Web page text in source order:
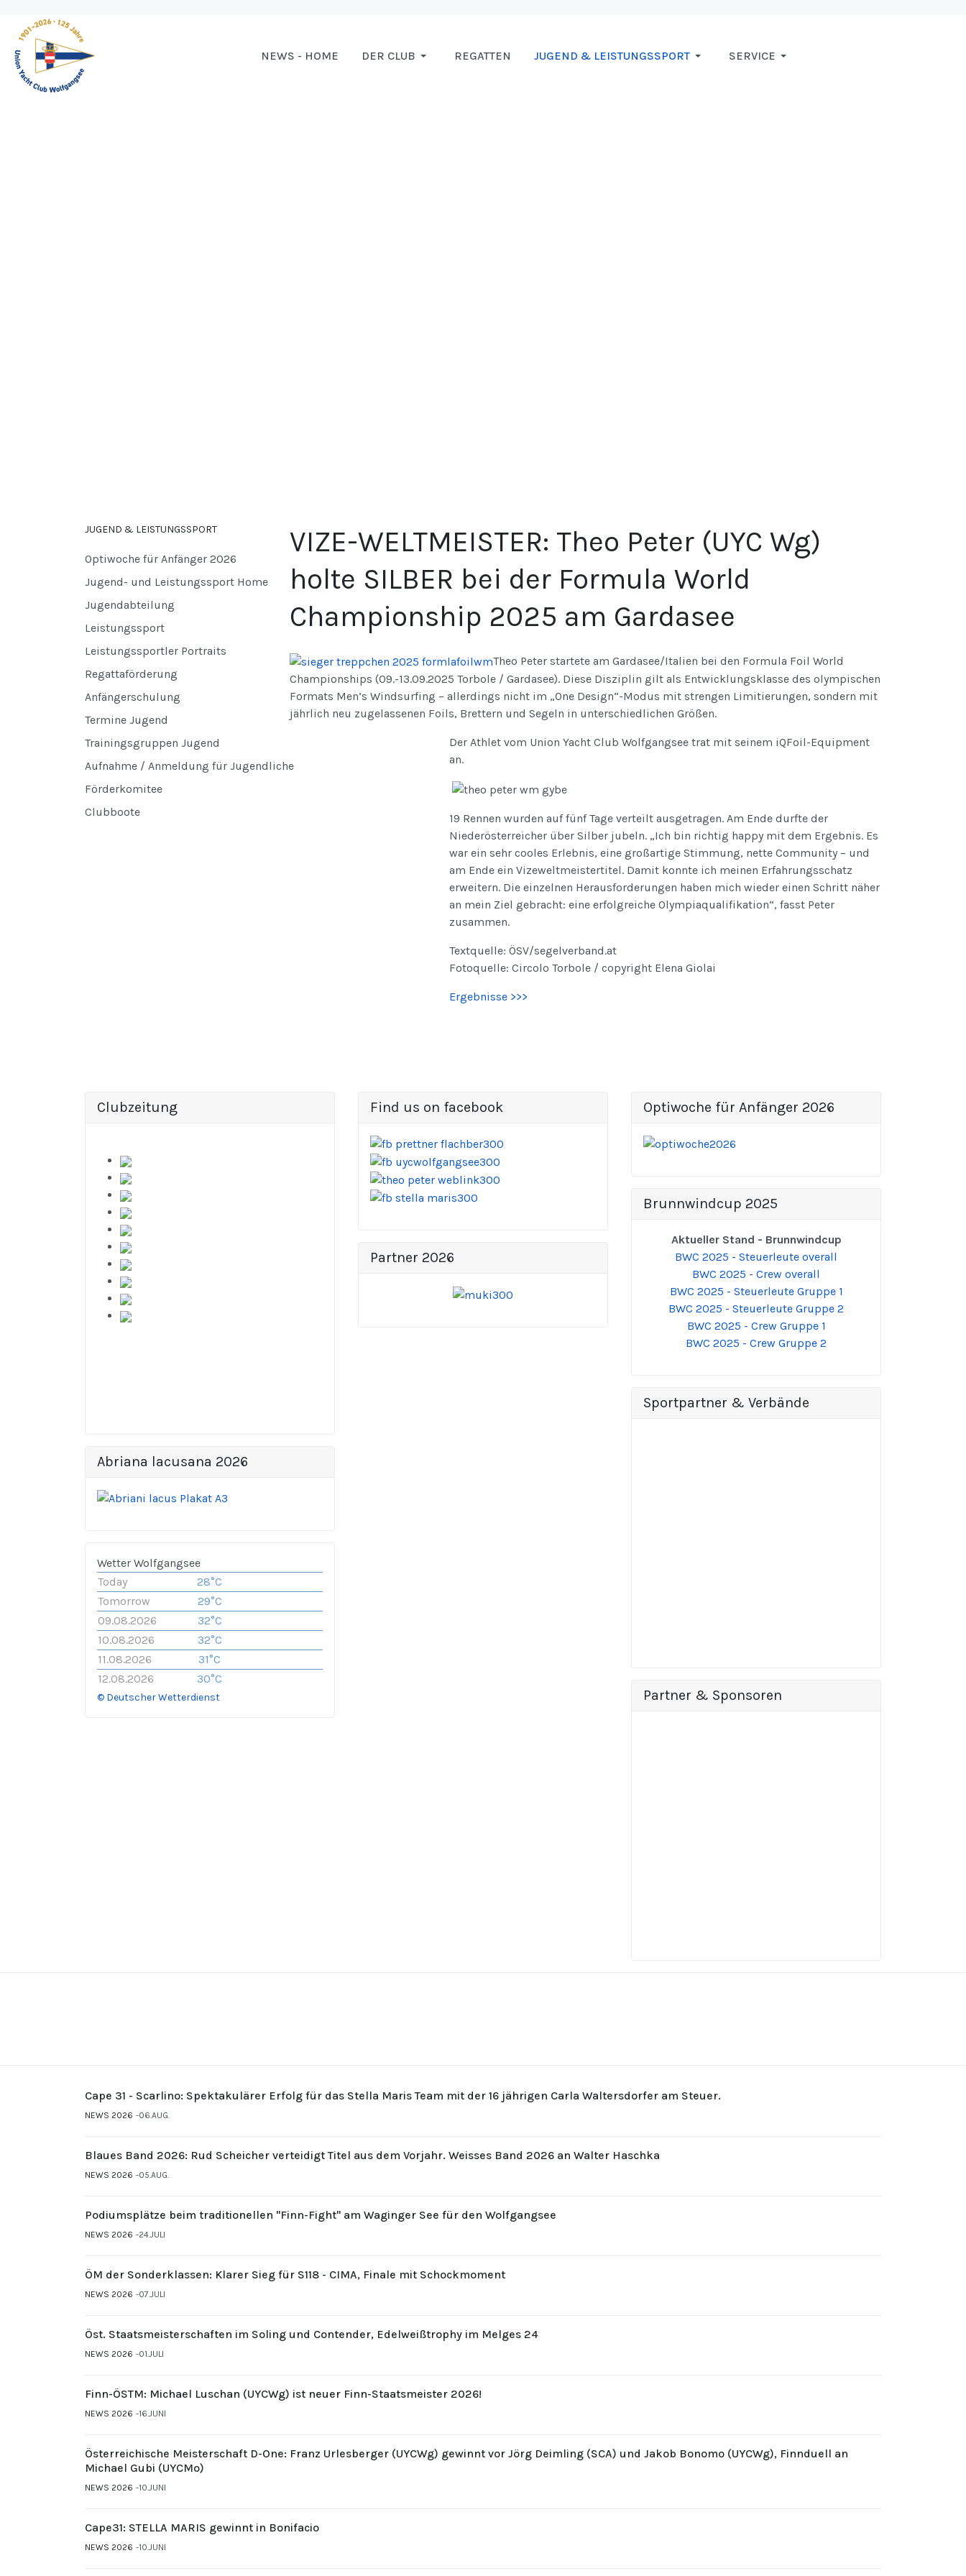
NEWS - HOME DER CLUB REGATTEN JUGEND & LEISTUNGSSPORT SERVICE
VIZE-WELTMEISTER: Theo Peter (UYC Wg)
holte SILBER bei der Formula World
Championship 2025 am Gardasee
Theo Peter startete am Gardasee/Italien bei den Formula Foil World
Championships (09.-13.09.2025 Torbole / Gardasee). Diese Disziplin gilt als Entwicklungsklasse des olympischen
Formats Men’s Windsurfing – allerdings nicht im „One Design“-Modus mit strengen Limitierungen, sondern mit
jährlich neu zugelassenen Foils, Brettern und Segeln in unterschiedlichen Größen.
Der Athlet vom Union Yacht Club Wolfgangsee trat mit seinem iQFoil-Equipment
an.
19 Rennen wurden auf fünf Tage verteilt ausgetragen. Am Ende durfte der
Niederösterreicher über Silber jubeln. „Ich bin richtig happy mit dem Ergebnis. Es
war ein sehr cooles Erlebnis, eine großartige Stimmung, nette Community – und
am Ende ein Vizeweltmeistertitel. Damit konnte ich meinen Erfahrungsschatz
erweitern. Die einzelnen Herausforderungen haben mich wieder einen Schritt näher
an mein Ziel gebracht: eine erfolgreiche Olympiaqualifikation“, fasst Peter
zusammen.
Textquelle: ÖSV/segelverband.at
Fotoquelle: Circolo Torbole / copyright Elena Giolai
Ergebnisse >>>
JUGEND & LEISTUNGSSPORT
Optiwoche für Anfänger 2026
Jugend- und Leistungssport Home
Jugendabteilung
Leistungssport
Leistungssportler Portraits
Regattaförderung
Anfängerschulung
Termine Jugend
Trainingsgruppen Jugend
Aufnahme / Anmeldung für Jugendliche
Förderkomitee
Clubboote
Clubzeitung
Abriana lacusana 2026
Wetter Wolfgangsee
Today
28°C
Tomorrow
29°C
09.08.2026
32°C
10.08.2026
32°C
11.08.2026
31°C
12.08.2026
30°C
© Deutscher Wetterdienst
Find us on facebook
Partner 2026
Optiwoche für Anfänger 2026
Brunnwindcup 2025
Aktueller Stand - Brunnwindcup
BWC 2025 - Steuerleute overall
BWC 2025 - Crew overall
BWC 2025 - Steuerleute Gruppe 1
BWC 2025 - Steuerleute Gruppe 2
BWC 2025 - Crew Gruppe 1
BWC 2025 - Crew Gruppe 2
Sportpartner & Verbände
Partner & Sponsoren
Cape 31 - Scarlino: Spektakulärer Erfolg für das Stella Maris Team mit der 16 jährigen Carla Waltersdorfer am Steuer.
NEWS 2026 06.AUG.
Blaues Band 2026: Rud Scheicher verteidigt Titel aus dem Vorjahr. Weisses Band 2026 an Walter Haschka
NEWS 2026 05.AUG.
Podiumsplätze beim traditionellen "Finn-Fight" am Waginger See für den Wolfgangsee
NEWS 2026 24.JULI
ÖM der Sonderklassen: Klarer Sieg für S118 - CIMA, Finale mit Schockmoment
NEWS 2026 07.JULI
Öst. Staatsmeisterschaften im Soling und Contender, Edelweißtrophy im Melges 24
NEWS 2026 01.JULI
Finn-ÖSTM: Michael Luschan (UYCWg) ist neuer Finn-Staatsmeister 2026!
NEWS 2026 16.JUNI
Österreichische Meisterschaft D-One: Franz Urlesberger (UYCWg) gewinnt vor Jörg Deimling (SCA) und Jakob Bonomo (UYCWg), Finnduell an
Michael Gubi (UYCMo)
NEWS 2026 10.JUNI
Cape31: STELLA MARIS gewinnt in Bonifacio
NEWS 2026 10.JUNI